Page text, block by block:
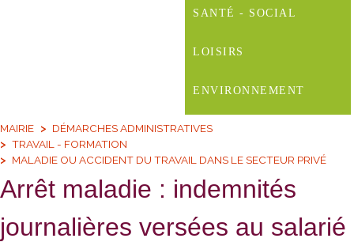
SANTÉ - SOCIAL
LOISIRS
ENVIRONNEMENT
MAIRIE
DÉMARCHES ADMINISTRATIVES
TRAVAIL - FORMATION
MALADIE OU ACCIDENT DU TRAVAIL DANS LE SECTEUR PRIVÉ
Arrêt maladie : indemnités
journalières versées au salarié